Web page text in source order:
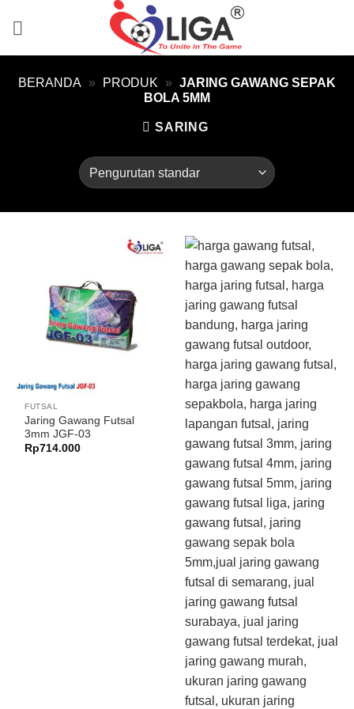
BERANDA » PRODUK » JARING GAWANG SEPAK
BOLA 5MM
SARING
FUTSAL
Jaring Gawang Futsal
3mm JGF-03
Rp714.000